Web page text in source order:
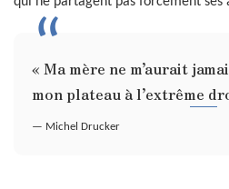
« Ma mère ne m’aurait
mon plateau à l’extrême
— Michel Drucker